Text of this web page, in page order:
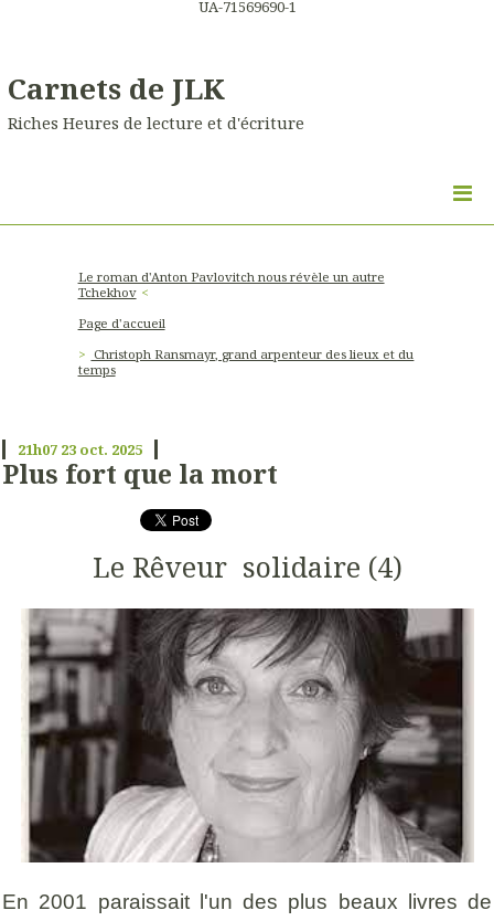
UA-71569690-1
Carnets de JLK
Riches Heures de lecture et d'écriture
Le roman d'Anton Pavlovitch nous révèle un autre
Tchekhov
Page d'accueil
Christoph Ransmayr, grand arpenteur des lieux et du
temps
21h07 23 oct. 2025
Plus fort que la mort
Le Rêveur solidaire (4)
En 2001 paraissait l'un des plus beaux livres de